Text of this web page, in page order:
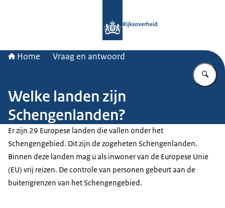
Rijksoverheid
Home Vraag en antwoord
Welke landen zijn
Schengenlanden?
Er zijn 29 Europese landen die vallen onder het
Schengengebied. Dit zijn de zogeheten Schengenlanden.
Binnen deze landen mag u als inwoner van de Europese Unie
(EU) vrij reizen. De controle van personen gebeurt aan de
buitengrenzen van het Schengengebied.